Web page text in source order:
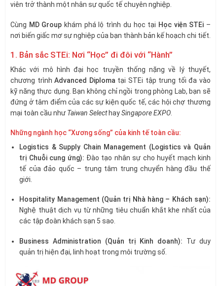
viên trở thành một nhân sự quốc tế chuyên nghiệp.
Cùng MD Group khám phá lộ trình du học tại Học viện STEi –
nơi biến giấc mơ sự nghiệp của bạn thành bản kế hoạch chi tiết.
1. Bản sắc STEi: Nơi “Học” đi đôi với “Hành”
Khác với mô hình đại học truyền thống nặng về lý thuyết,
chương trìnhAdvanced Diploma tại STEi tập trung tối đa vào
kỹ năng thực dụng. Bạn không chỉ ngồi trong phòng Lab, bạn sẽ
đứng ở tâm điểm của các sự kiện quốc tế, các hội chợ thương
mại toàn cầu như Taiwan SelecthaySingapore EXPO
Những ngành học “Xương sống” của kinh tế toàn cầu:
Logistics & Supply Chain Management (Logistics và Quản
trị Chuỗi cung ứng): Đào tạo nhân sự cho huyết mạch kinh
tế của đảo quốc – trung tâm trung chuyển hàng đầu thế
giới.
Hospitality Management (Quản trị Nhà hàng – Khách sạn):
Nghệ thuật dịch vụ từ những tiêu chuẩn khắt khe nhất của
các tập đoàn khách sạn 5 sao.
Business Administration (Quản trị Kinh doanh): Tư duy
quản trị hiện đại, linh hoạt trong môi trường số.